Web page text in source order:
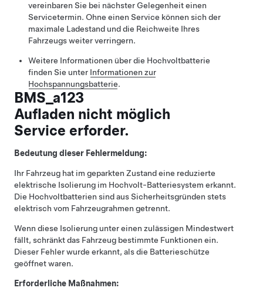
vereinbaren Sie bei nächster Gelegenheit einen
Servicetermin. Ohne einen Service können sich der
maximale Ladestand und die Reichweite Ihres
Fahrzeugs weiter verringern.
Weitere Informationen über die Hochvoltbatterie
finden Sie unter Informationen zur
Hochspannungsbatterie.
BMS_a123
Aufladen nicht möglich
Service erforder.
Bedeutung dieser Fehlermeldung:
Ihr Fahrzeug hat im geparkten Zustand eine reduzierte
elektrische Isolierung im Hochvolt-Batteriesystem erkannt.
Die Hochvoltbatterien sind aus Sicherheitsgründen stets
elektrisch vom Fahrzeugrahmen getrennt.
Wenn diese Isolierung unter einen zulässigen Mindestwert
fällt, schränkt das Fahrzeug bestimmte Funktionen ein.
Dieser Fehler wurde erkannt, als die Batterieschütze
geöffnet waren.
Erforderliche Maßnahmen: